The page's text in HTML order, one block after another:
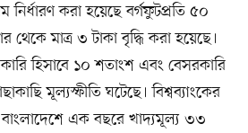
করা হয়েছে বর্গফুটপ্রতি ৫০
থেকে মাত্র ৩ টাকা বৃদ্ধি করা হয়েছে।
হিসাবে ১০ শতাংশ এবং বেসরকারি
মূল্যস্ফীতি ঘটেছে। বিশ্বব্যাংকের
বাংলাদেশে এক বছরে খাদ্যমূল্য ৩৩